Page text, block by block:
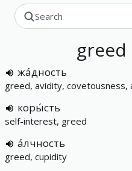
greed
жа́дность
greed, avidity, covetousness,
коры́сть
self-interest, greed
а́лчность
greed, cupidity